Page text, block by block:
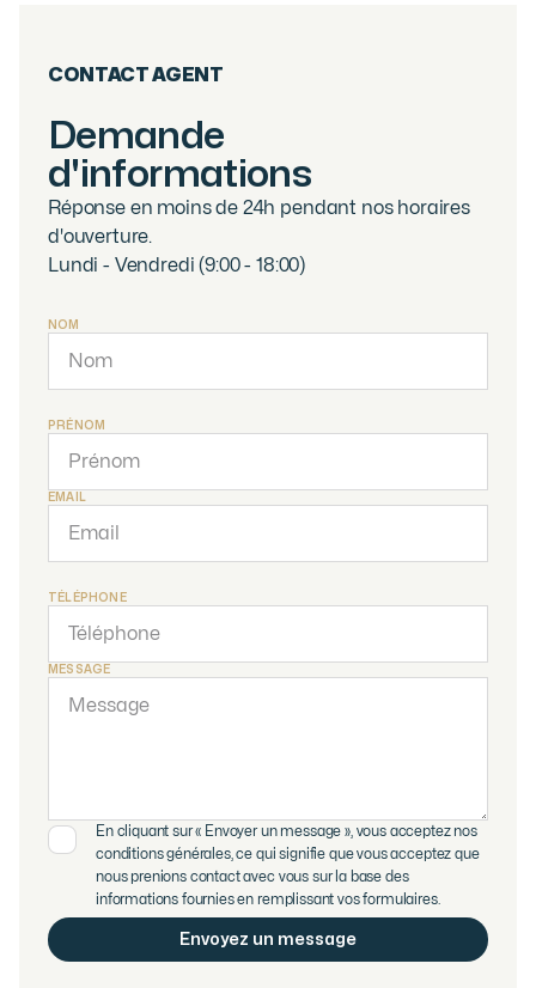
CONTACT AGENT
Demande
d'informations
Réponse en moins de 24h pendant nos horaires
d'ouverture.
Lundi - Vendredi (9:00 - 18:00)
NOM
PRÉNOM
EMAIL
TÉLÉPHONE
MESSAGE
En cliquant sur « Envoyer un message », vous acceptez nos
conditions générales, ce qui signifie que vous acceptez que
nous prenions contact avec vous sur la base des
informations fournies en remplissant vos formulaires.